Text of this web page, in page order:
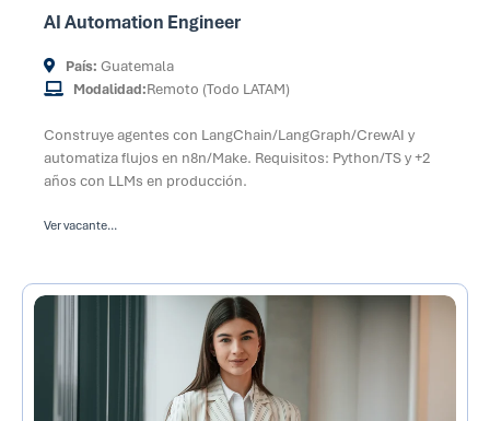
AI Automation Engineer
País: Guatemala
Modalidad:Remoto (Todo LATAM)
Construye agentes con LangChain/LangGraph/CrewAI y
automatiza flujos en n8n/Make. Requisitos: Python/TS y +2
años con LLMs en producción.
Ver vacante...